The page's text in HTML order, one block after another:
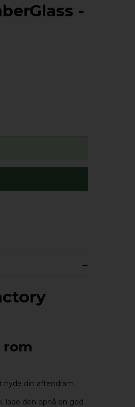
-
rom
nyde din aftendram
lade den opnå en god